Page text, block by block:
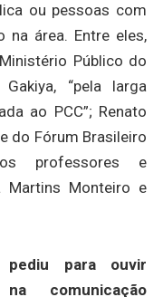
ou pessoas com
na área. Entre eles,
Público do
“pela larga
ao PCC”; Renato
do Fórum Brasileiro
professores e
Martins Monteiro e
para ouvir
comunicação